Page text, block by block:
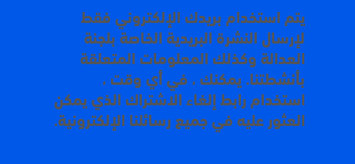
يتم استخدام بريدك الإلكتروني فقط
لإرسال النشرة البريدية الخاصة بلجنة
العدالة وكذلك المعلومات المتعلقة
بأنشطتنا. يمكنك ، في أي وقت ،
استخدام رابط إلغاء الاشتراك الذي يمكن
العثور عليه في جميع رسائلنا الإلكترونية.